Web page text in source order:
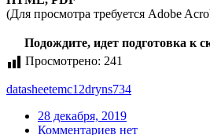
(Для просмотра требуется Adobe
Подождите, идет подготовка к
Просмотрено: 241
datasheetemc12dryns734
28 декабря, 2019
Комментариев нет